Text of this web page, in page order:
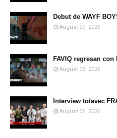
Debut de WAYF
August 07, 2026
FAVIQ regresan
August 06, 2026
Interview to/avec
August 06, 2026